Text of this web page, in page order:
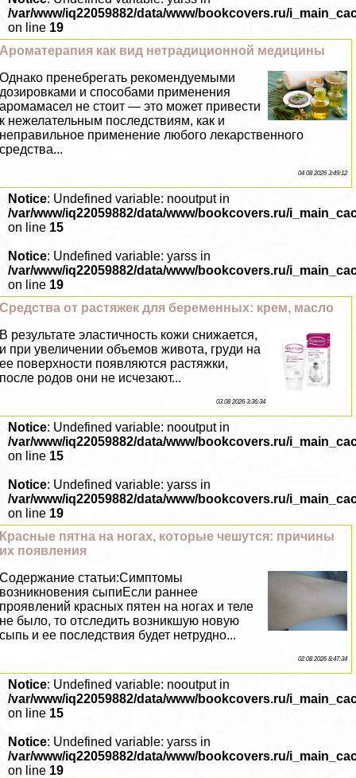
/var/www/iq22059882/data/www/bookcovers.ru/
on line 19
Ароматерапия как вид нетрадиционной медицины
Однако пренебрегать рекомендуемыми
дозировками и способами применения
аромамасел не стоит — это может привести
к нежелательным последствиям, как и
неправильное применение любого лекарственного
средства...
04 08 2026 3:49:12
Notice: Undefined variable: nooutput in
/var/www/iq22059882/data/www/bookcovers.ru/
on line 15
Notice: Undefined variable: yarss in
/var/www/iq22059882/data/www/bookcovers.ru/
on line 19
Средства от растяжек для беременных: крем, масло
В результате эластичность кожи снижается,
и при увеличении объемов живота, гpyди на
ее поверхности появляются растяжки,
после родов они не исчезают...
03 08 2026 3:36:34
Notice: Undefined variable: nooutput in
/var/www/iq22059882/data/www/bookcovers.ru/
on line 15
Notice: Undefined variable: yarss in
/var/www/iq22059882/data/www/bookcovers.ru/
on line 19
Красные пятна на ногах, которые чешутся: причины
их появления
Содержание статьи:Симптомы
возникновения сыпиЕсли раннее
проявлений красных пятен на ногах и теле
не было, то отследить возникшую новую
сыпь и ее последствия будет нетрудно...
02 08 2026 8:47:34
Notice: Undefined variable: nooutput in
/var/www/iq22059882/data/www/bookcovers.ru/
on line 15
Notice: Undefined variable: yarss in
/var/www/iq22059882/data/www/bookcovers.ru/
on line 19